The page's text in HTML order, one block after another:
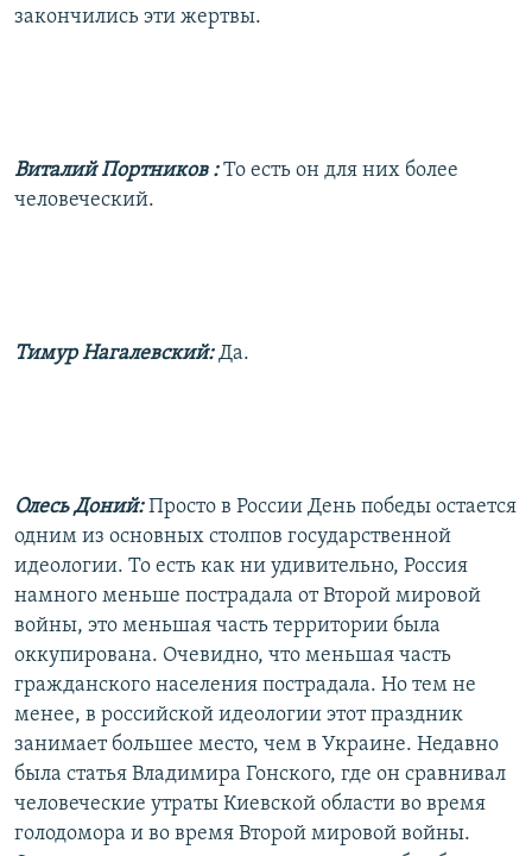
закончились эти жертвы.
Виталий Портников : То есть он для них более
человеческий.
Тимур Нагалевский: Да.
Олесь Доний:Просто в России День победы остается
одним из основных столпов государственной
идеологии. То есть как ни удивительно, Россия
намного меньше пострадала от Второй мировой
войны, это меньшая часть территории была
оккупирована. Очевидно, что меньшая часть
гражданского населения пострадала. Но тем не
менее, в российской идеологии этот праздник
занимает большее место, чем в Украине. Недавно
была статья Владимира Гонского, где он сравнивал
человеческие утраты Киевской области во время
голодомора и во время Второй мировой войны.